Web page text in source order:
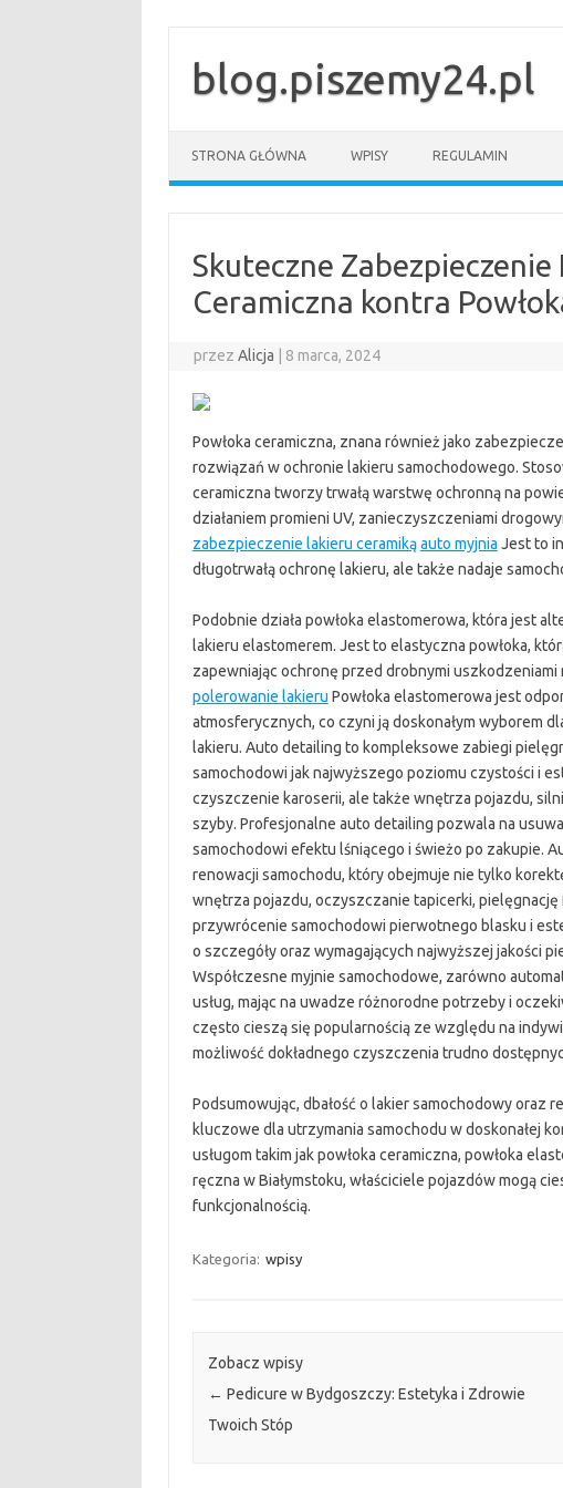
treściblog.piszemy24.pl
STRONA GŁÓWNA WPISY REGULAMIN
Skuteczne Zabezpieczenie
Ceramiczna kontra
przezAlicja 8 marca, 2024
Powłoka ceramiczna, znana również jako
rozwiązań w ochronie lakieru samochodowego.
ceramiczna tworzy trwałą warstwę ochronną na
działaniem promieni UV, zanieczyszczeniami
zabezpieczenie lakieru ceramiką auto myjnia Jest to
długotrwałą ochronę lakieru, ale także nadaje
Podobnie działa powłoka elastomerowa, która jest
lakieru elastomerem. Jest to elastyczna powłoka,
zapewniając ochronę przed drobnymi uszkodzeniami
polerowanie lakieru Powłoka elastomerowa jest
atmosferycznych, co czyni ją doskonałym wyborem
lakieru. Auto detailing to kompleksowe zabiegi
samochodowi jak najwyższego poziomu czystości i
czyszczenie karoserii, ale także wnętrza pojazdu,
szyby. Profesjonalne auto detailing pozwala na
samochodowi efektu lśniącego i świeżo po zakupie.
renowacji samochodu, który obejmuje nie tylko
wnętrza pojazdu, oczyszczanie tapicerki,
przywrócenie samochodowi pierwotnego blasku i
o szczegóły oraz wymagających najwyższej jakości
Współczesne myjnie samochodowe, zarówno
usług, mając na uwadze różnorodne potrzeby i
często cieszą się popularnością ze względu na
możliwość dokładnego czyszczenia trudno
Podsumowując, dbałość o lakier samochodowy
kluczowe dla utrzymania samochodu w doskonałej
usługom takim jak powłoka ceramiczna, powłoka
ręczna w Białymstoku, właściciele pojazdów mogą
funkcjonalnością.
Kategoria: wpisy
Zobacz wpisy
← Pedicure w Bydgoszczy: Estetyka i Zdrowie
Twoich Stóp